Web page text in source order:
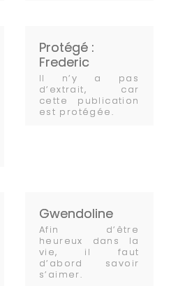
Protégé :
Frederic
Il n’y a pas
d’extrait, car
cette publication
est protégée.
Gwendoline
Afin d’être
heureux dans la
vie, il faut
d’abord savoir
s’aimer.